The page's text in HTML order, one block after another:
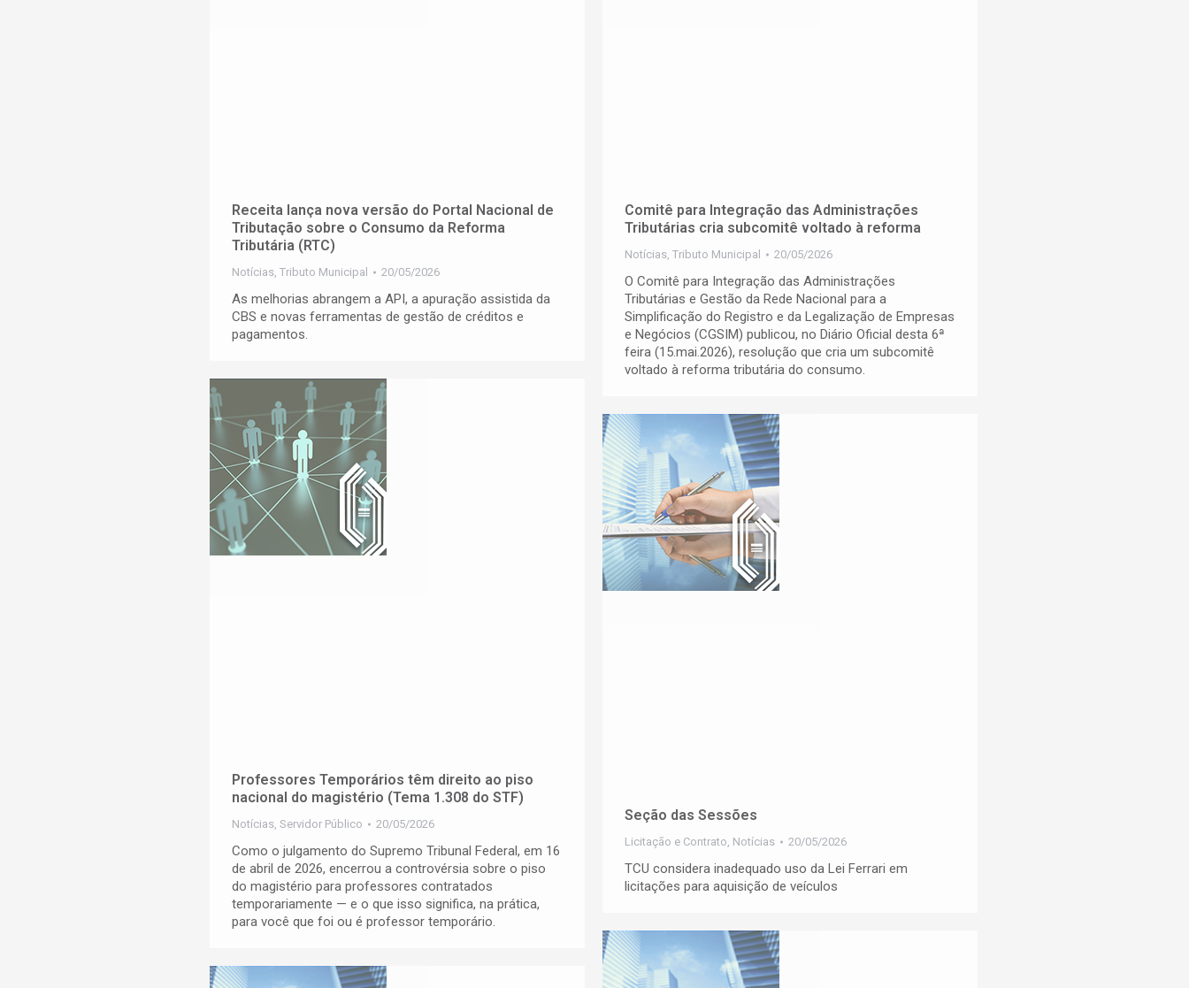
Receita lança nova versão do Portal Nacional de
Tributação sobre o Consumo da Reforma
Tributária (RTC)
Notícias, Tributo Municipal 20/05/2026
As melhorias abrangem a API, a apuração assistida da
CBS e novas ferramentas de gestão de créditos e
pagamentos.
Comitê para Integração das Administrações
Tributárias cria subcomitê voltado à reforma
Notícias, Tributo Municipal 20/05/2026
O Comitê para Integração das Administrações
Tributárias e Gestão da Rede Nacional para a
Simplificação do Registro e da Legalização de Empresas
e Negócios (CGSIM) publicou, no Diário Oficial desta 6ª
feira (15.mai.2026), resolução que cria um subcomitê
voltado à reforma tributária do consumo.
Professores Temporários têm direito ao piso
nacional do magistério (Tema 1.308 do STF)
Notícias, Servidor Público 20/05/2026
Como o julgamento do Supremo Tribunal Federal, em 16
de abril de 2026, encerrou a controvérsia sobre o piso
do magistério para professores contratados
temporariamente — e o que isso significa, na prática,
para você que foi ou é professor temporário.
Seção das Sessões
Licitação e Contrato, Notícias 20/05/2026
TCU considera inadequado uso da Lei Ferrari em
licitações para aquisição de veículos